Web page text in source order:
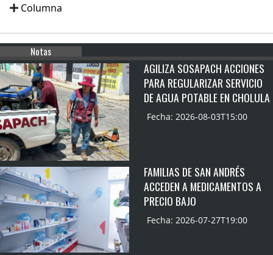
Columna
Notas
AGILIZA SOSAPACH ACCIONES
PARA REGULARIZAR SERVICIO
DE AGUA POTABLE EN CHOLULA
Fecha: 2026-08-03T15:00
FAMILIAS DE SAN ANDRÉS
ACCEDEN A MEDICAMENTOS A
PRECIO BAJO
Fecha: 2026-07-27T19:00